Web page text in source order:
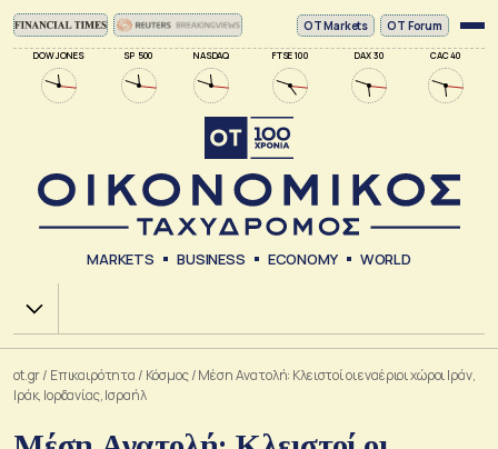
DOW JONES SP 500 NASDAQ FTSE 100 DAX 30 CAC 40
ΟΤ Markets OT Forum
MARKETS BUSINESS ECONOMY WORLD
Χ.Α.
ot.gr/ Επικαιρότητα / Κόσμος/Μέση Ανατολή: Κλειστοί οι εναέριοι χώροι Ιράν,
Ιράκ, Ιορδανίας, Ισραήλ